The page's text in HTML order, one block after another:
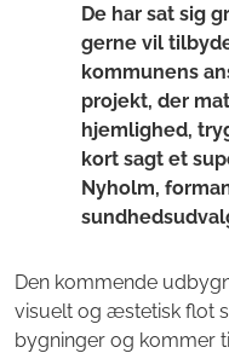
De har sat sig
gerne vil
kommunens
projekt, der
hjemlighed,
kort sagt et
Nyholm,
Den kommende
visuelt og æstetisk flot
bygninger og kommer